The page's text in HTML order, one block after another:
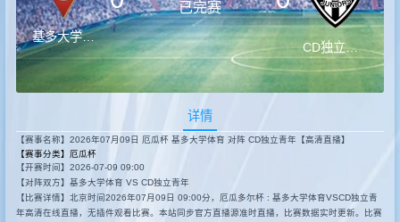
视频
快讯
基多大学体育
已完赛
CD独立青年
详情
【赛事名称】2026年07月09日 厄瓜杯 基多大学体育 对阵 CD独立青年【高清直播】
【赛事分类】 厄瓜杯
【开赛时间】2026-07-09 09:00
【对阵双方】基多大学体育 VS CD独立青年
【比赛详情】北京时间2026年07月09日 09:00分，厄瓜多尔杯 : 基多大学体育VSCD独立青
年高清在线直播，无插件观看比赛。本站同步官方直播源准时直播，比赛数据实时更新。比赛